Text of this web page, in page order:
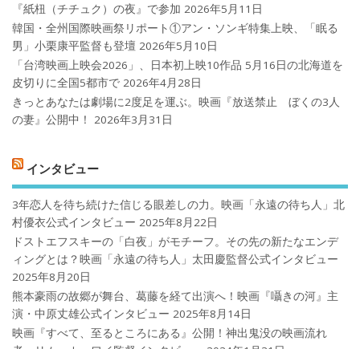
『紙杻（チチュク）の夜』で参加 2026年5月11日
韓国・全州国際映画祭リポート①アン・ソンギ特集上映、「眠る
男」小栗康平監督も登壇 2026年5月10日
「台湾映画上映会2026」、日本初上映10作品 5月16日の北海道を
皮切りに全国5都市で 2026年4月28日
きっとあなたは劇場に2度足を運ぶ。映画『放送禁止 ぼくの3人
の妻』公開中！
2026年3月31日
インタビュー
3年恋人を待ち続けた信じる眼差しの力。映画「永遠の待ち人」北
村優衣公式インタビュー 2025年8月22日
ドストエフスキーの「白夜」がモチーフ。その先の新たなエンデ
ィングとは？映画「永遠の待ち人」太田慶監督公式インタビュー
2025年8月20日
熊本豪雨の故郷が舞台、葛藤を経て出演へ！映画『囁きの河』主
演・中原丈雄公式インタビュー 2025年8月14日
映画『すべて、至るところにある』公開！神出鬼没の映画流れ